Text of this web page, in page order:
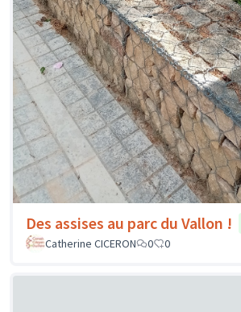
Des assises au parc du Vallon !
Catherine CICERON
0 0